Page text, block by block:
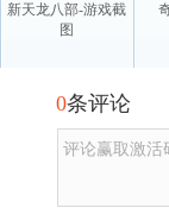
新天龙八部-游戏截
图
0条评论
评论赢取激活